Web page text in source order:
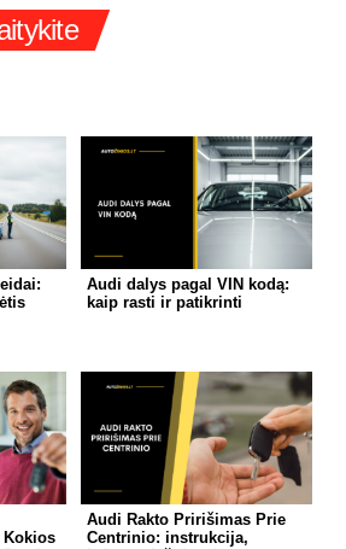
Audi dalys pagal VIN kodą:
kaip rasti ir patikrinti
Kokios
Audi Rakto Pririšimas Prie
Centrinio: instrukcija,